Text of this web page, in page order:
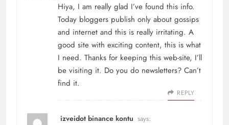
Hiya, I am really glad I’ve found this info.
Today bloggers publish only about gossips
and internet and this is really irritating. A
good site with exciting content, this is what
I need. Thanks for keeping this web-site, I’ll
be visiting it. Do you do newsletters? Can’t
find it.
REPLY
izveidot binance kontu says: